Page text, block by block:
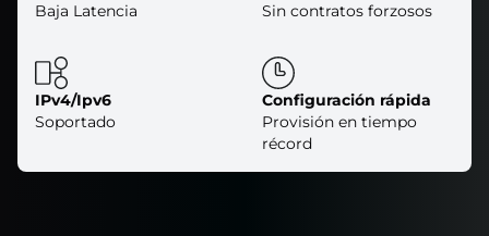
Baja Latencia
Sin contratos forzosos
IPv4/Ipv6
Soportado
Configuración rápida
Provisión en tiempo
récord